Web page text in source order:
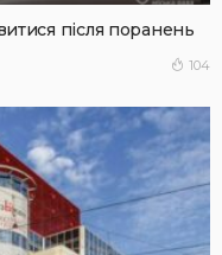
після поранень
104